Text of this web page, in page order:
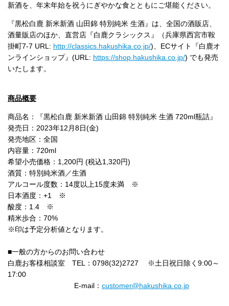
新酒を、年末年始を祝うにぎやかな食とともにご堪能ください。
『黒松白鹿 新米新酒 山田錦 特別純米 生酒』は、全国の酒販店、
酒量販店のほか、直営店『白鹿クラシックス』（兵庫県西宮市鞍
掛町7-7 URL: http://classics.hakushika.co.jp/)、ECサイト『白鹿オ
ンラインショップ』(URL: https://shop.hakushika.co.jp/) でも発売
いたします。
商品概要
商品名：『黒松白鹿 新米新酒 山田錦 特別純米 生酒 720ml瓶詰』
発売日：2023年12月8日(金)
発売地区：全国
内容量：720ml
希望小売価格：1,200円 (税込1,320円)
酒質：特別純米酒／生酒
アルコール度数：14度以上15度未満 ※
日本酒度：+1 ※
酸度：1.4 ※
精米歩合：70%
※印は予定分析値となります。
■一般の方からのお問い合わせ
白鹿お客様相談室 TEL：0798(32)2727 ※土日祝日除く9:00～
17:00
E-mail： customer@hakushika.co.jp